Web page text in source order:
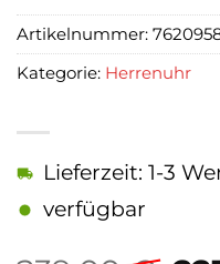
Lieferzeit: 1-3
verfügbar
Artikelnummer:
Kategorie: Herrenuhr